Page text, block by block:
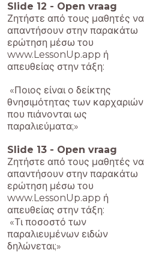
Slide 12 - Open vraag
Ζητήστε από τους μαθητές να
απαντήσουν στην παρακάτω
ερώτηση μέσω του
www.LessonUp.app ή
απευθείας στην τάξη:
«Ποιος είναι ο δείκτης
θνησιμότητας των καρχαριών
που πιάνονται ως
παραλιεύματα;»
Slide 13 - Open vraag
Ζητήστε από τους μαθητές να
απαντήσουν στην παρακάτω
ερώτηση μέσω του
www.LessonUp.app ή
απευθείας στην τάξη:
«Τι ποσοστό των
παραλιευμένων ειδών
δηλώνεται;»